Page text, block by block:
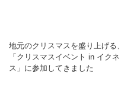
地元のクリスマスを盛り上げる、
「クリスマスイベント in イクネ
ス」に参加してきました